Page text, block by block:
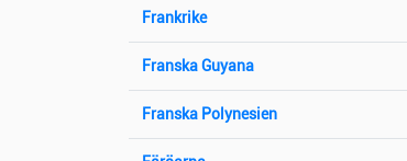
Frankrike
Franska Guyana
Franska Polynesien